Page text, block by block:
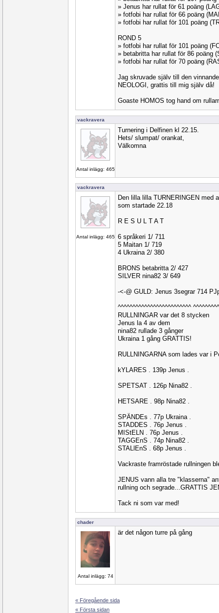
» Jenus har rullat för 61 poäng
» fotfobi har rullat för 66 poäng
» fotfobi har rullat för 101 poäng
ROND 5
» fotfobi har rullat för 101 poäng
» betabritta har rullat för 86 poäng
» fotfobi har rullat för 70 poäng
Jag skruvade själv till den
NEOLOGI, grattis till mig själv då!
Goaste HOMOS tog hand om
vackravera
Antal inlägg: 465
Turnering i Delfinen kl 22.15.
Hets/ slumpat/ orankat,
Välkomna
vackravera
Antal inlägg: 465
Den lilla lilla TURNERINGEN med
som startade 22.18
R E S U L T A T
6 språkeri 1/ 711
5 Maitan 1/ 719
4 Ukraina 2/ 380
BRONS betabritta 2/ 427
SILVER nina82 3/ 649
-<-@ GULD: Jenus 3segrar 714
^^^^^^^^^^^^^^^^^^^^^^^^^
RULLNINGAR var det 8 stycken
Jenus la 4 av dem
nina82 rullade 3 gånger
Ukraina 1 gång GRATTIS!
RULLNINGARNA som lades var i
kYLARES . 139p Jenus .
SPETSAT . 126p Nina82 .
HETSARE . 98p Nina82 .
SPÄNDEs . 77p Ukraina .
STADDES . 76p Jenus .
MIStELN . 76p Jenus .
TAGGEnS . 74p Nina82 .
STALlEnS . 68p Jenus .
Vackraste framröstade rullningen
JENUS vann alla tre "klasserna"
rullning och segrade...GRATTIS
Tack ni som var med!
chader
Antal inlägg: 74
är det någon turre på gång
« Föregående sida
« Första sidan